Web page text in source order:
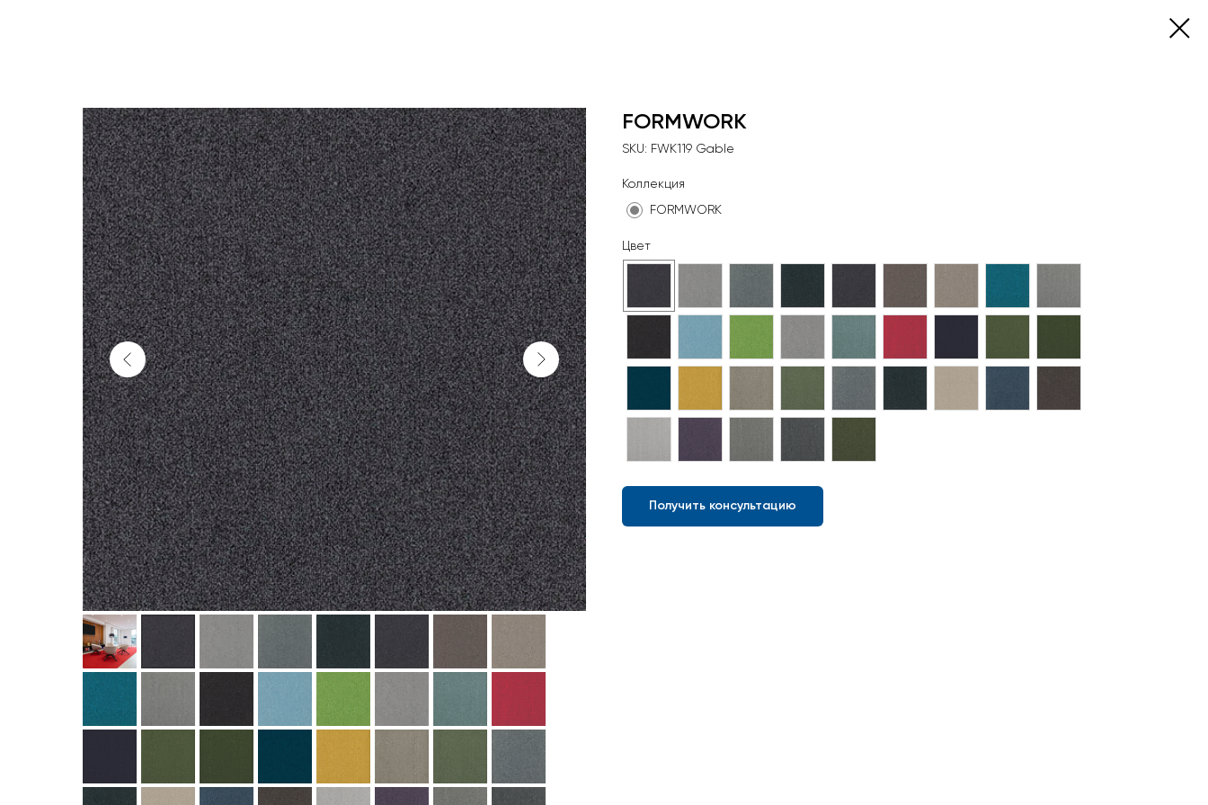
FORMWORK
SKU: FWK119 Gable
Коллекция
FORMWORK
Цвет
Получить консультацию